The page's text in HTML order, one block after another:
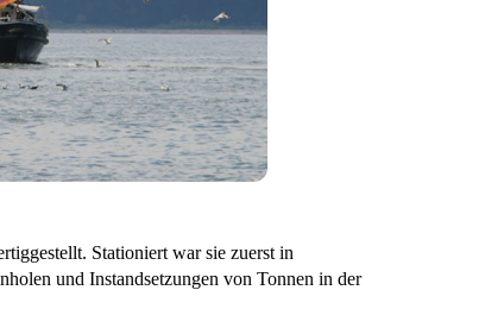
Stationiert war sie zuerst in
und Instandsetzungen von Tonnen in der